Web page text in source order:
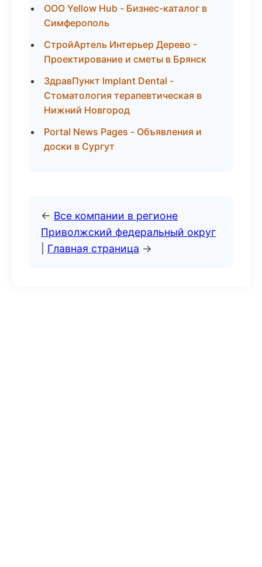
ООО Yellow Hub - Бизнес-каталог в
Симферополь
СтройАртель Интерьер Дерево -
Проектирование и сметы в Брянск
ЗдравПункт Implant Dental -
Стоматология терапевтическая в
Нижний Новгород
Portal News Pages - Объявления и
доски в Сургут
← Все компании в регионе
Приволжский федеральный округ
Главная страница →